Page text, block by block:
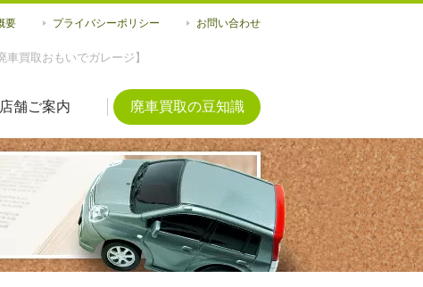
買取おもいでガレージ】
要 プライバシーポリシー お問い合わせ
店舗ご案内 廃車買取の豆知識